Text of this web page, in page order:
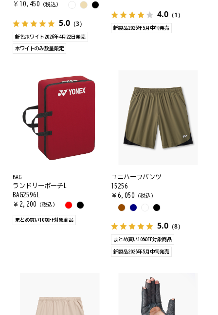
￥ 10,450 （税込）
5.0 （3）
新色ホワイト2026年4月22日発売
ホワイトのみ数量限定
4.0（1）
新製品2026年5月中旬発売
BAG
ランドリーポーチL
BAG2596L
￥ 2,200 （税込）
まとめ買い10%OFF対象商品
ユニハーフパンツ
15256
￥ 6,050 （税込）
5.0（8）
まとめ買い10%OFF対象商品
新製品2026年5月中旬発売